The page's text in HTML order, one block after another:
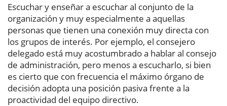
Escuchar y enseñar a escuchar al conjunto de la
organización y muy especialmente a aquellas
personas que tienen una conexión muy directa con
los grupos de interés. Por ejemplo, el consejero
delegado está muy acostumbrado a hablar al consejo
de administración, pero menos a escucharlo, si bien
es cierto que con frecuencia el máximo órgano de
decisión adopta una posición pasiva frente a la
proactividad del equipo directivo.